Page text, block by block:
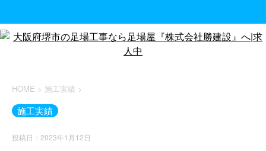
HOME > 施工実績 >
施工実績
投稿日：2023年1月12日